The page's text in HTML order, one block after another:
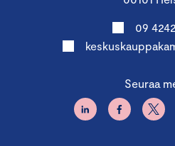
09
Seuraa